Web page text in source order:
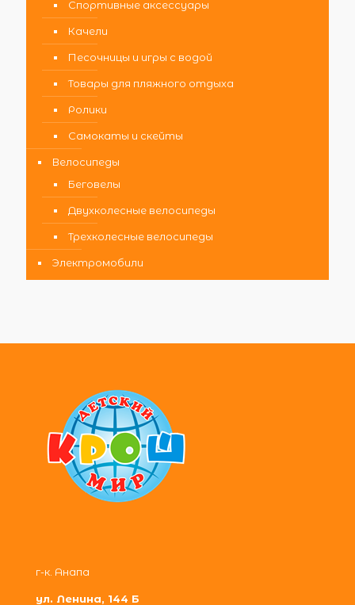
Спортивные аксессуары
Качели
Песочницы и игры с водой
Товары для пляжного отдыха
Ролики
Самокаты и скейты
Велосипеды
Беговелы
Двухколесные велосипеды
Трехколесные велосипеды
Электромобили
г-к. Анапа
ул. Ленина, 144 Б